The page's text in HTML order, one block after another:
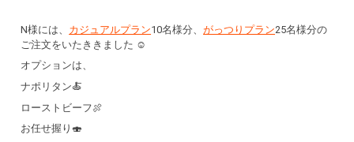
N様には、 カジュアルプラン10名様分、がっつりプラン25名様分の
ご注文をいたききました ☺
オプションは、
ナポリタン🍝
ローストビーフ🍖
お任せ握り🍣